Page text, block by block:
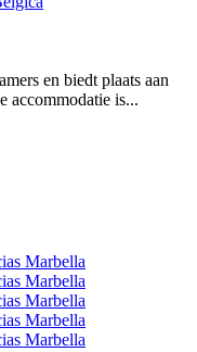
en biedt plaats aan
accommodatie is...